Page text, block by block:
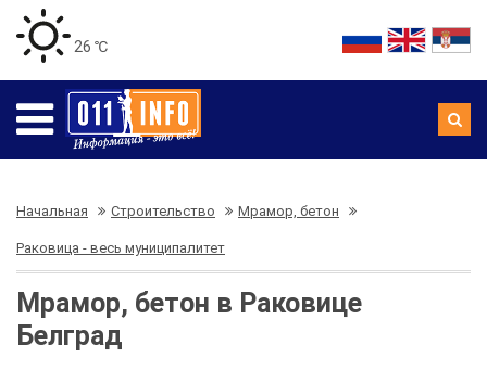
26 ℃
Начальная Строительство Мрамор, бетон
Раковица - весь муниципалитет
Мрамор, бетон в Раковице
Белград